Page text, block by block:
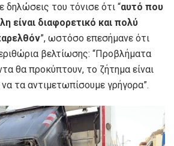
του τόνισε ότι “αυτό που
είναι διαφορετικό και πολύ
”, ωστόσο επεσήμανε ότι
βελτίωσης: “Προβλήματα
θα προκύπτουν, το ζήτημα είναι
τα αντιμετωπίσουμε γρήγορα”.